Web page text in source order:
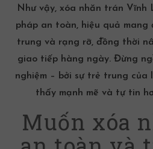
Như vậy, xóa nhăn trán
pháp an toàn, hiệu quả
trung và rạng rỡ, đồng thời
giao tiếp hàng ngày. Đừng
nghiệm – bởi sự trẻ trung của
thấy mạnh mẽ và tự tin
Muốn xóa